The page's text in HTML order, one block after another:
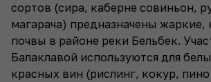
сортов (сира, каберне совиньон,
магарача) предназначены жаркие,
почвы в районе реки Бельбек.
Балаклавой используются для
красных вин (рислинг, кокур,